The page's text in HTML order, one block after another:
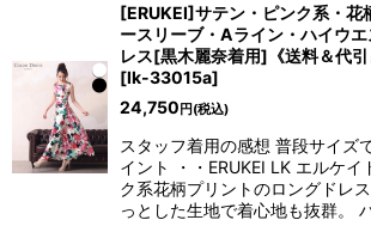
[ERUKEI]サテン・ピンク系・花
ースリーブ・Aライン・ハイウ
レス[黒木麗奈着用]《送料＆代引
[lk-33015a]
24,750 円 (税込)
スタッフ着用の感想 普段サイズ
イント ・・ERUKEI LK エルケイ
ク系花柄プリントのロングドレ
っとした生地で着心地も抜群。